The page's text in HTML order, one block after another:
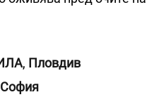
, Пловдив
София